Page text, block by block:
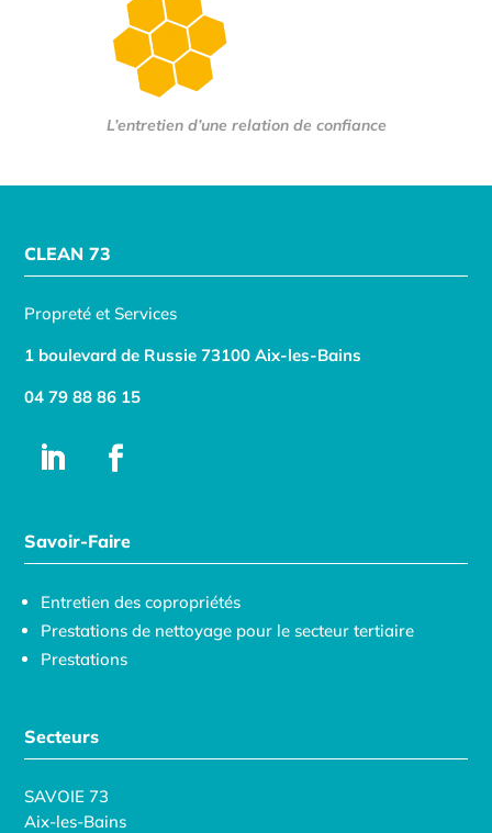
L’entretien d’une relation de confiance
CLEAN 73
Propreté et Services
1 boulevard de Russie 73100 Aix-les-Bains
04 79 88 86 15
Savoir-Faire
Entretien des copropriétés
Prestations de nettoyage pour le secteur tertiaire
Prestations
Secteurs
SAVOIE 73
Aix-les-Bains